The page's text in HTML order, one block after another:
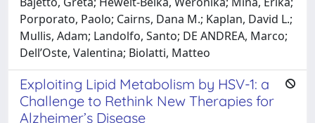
Porporato, Paolo; Cairns, Dana M.; Kaplan, David L.;
Mullis, Adam; Landolfo, Santo; DE ANDREA, Marco;
Dell’Oste, Valentina; Biolatti, Matteo
Exploiting Lipid Metabolism by HSV-1: a
Challenge to Rethink New Therapies for
Alzheimer’s Disease